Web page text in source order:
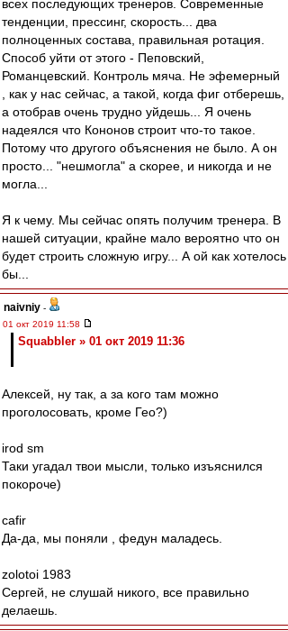
всех последующих тренеров. Современные
тенденции, прессинг, скорость... два
полноценных состава, правильная ротация.
Способ уйти от этого - Пеповский,
Романцевский. Контроль мяча. Не эфемерный
, как у нас сейчас, а такой, когда фиг отберешь,
а отобрав очень трудно уйдешь... Я очень
надеялся что Кононов строит что-то такое.
Потому что другого объяснения не было. А он
просто... "нешмогла" а скорее, и никогда и не
могла...
Я к чему. Мы сейчас опять получим тренера. В
нашей ситуации, крайне мало вероятно что он
будет строить сложную игру... А ой как хотелось
бы...
naivniy -
01 окт 2019 11:58
Squabbler » 01 окт 2019 11:36
Алексей, ну так, а за кого там можно
проголосовать, кроме Гео?)
irod sm
Таки угадал твои мысли, только изъяснился
покороче)
cafir
Да-да, мы поняли , федун маладесь.
zolotoi 1983
Сергей, не слушай никого, все правильно
делаешь.